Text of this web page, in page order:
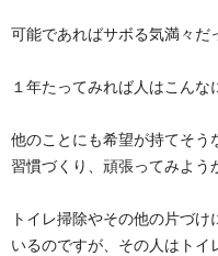
可能であればサボる気満々だ
１年たってみれば人はこんな
他のことにも希望が持てそう
習慣づくり、頑張ってみよう
トイレ掃除やその他の片づ
いるのですが、その人はトイ